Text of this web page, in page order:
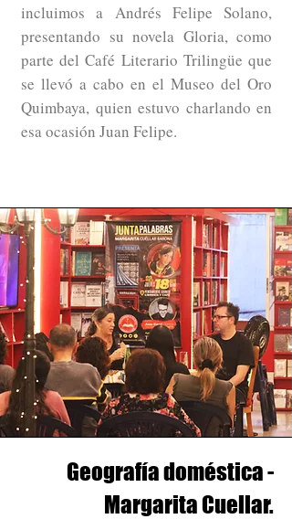
incluimos a Andrés Felipe Solano,
presentando su novela Gloria, como
parte del Café Literario Trilingüe que
se llevó a cabo en el Museo del Oro
Quimbaya, quien estuvo charlando en
esa ocasión Juan Felipe.
Geografía doméstica -
Margarita Cuellar.